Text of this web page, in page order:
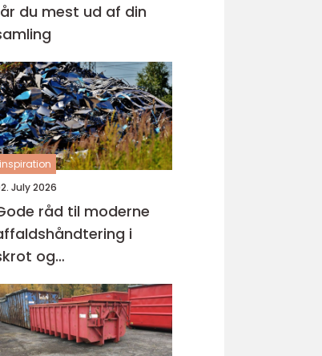
du mest ud af din
inspiration
July 2026
råd til moderne
i
og